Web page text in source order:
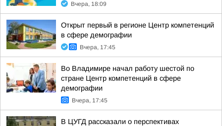
Вчера, 18:09
Открыт первый в регионе Центр компетенций
в сфере демографии
Вчера, 17:45
Во Владимире начал работу шестой по
стране Центр компетенций в сфере
демографии
Вчера, 17:45
В ЦУГД рассказали о перспективах